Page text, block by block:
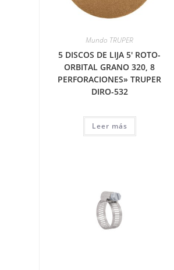
Mundo TRUPER
5 DISCOS DE LIJA 5′ ROTO-
ORBITAL GRANO 320, 8
PERFORACIONES» TRUPER
DIRO-532
Leer más